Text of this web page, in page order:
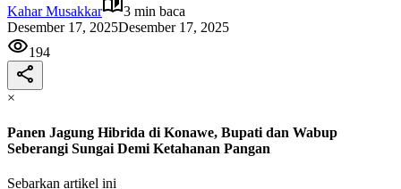
Kahar Musakkar
3 min baca
Desember 17, 2025Desember 17, 2025
194
×
Panen Jagung Hibrida di Konawe, Bupati dan Wabup
Seberangi Sungai Demi Ketahanan Pangan
Sebarkan artikel ini